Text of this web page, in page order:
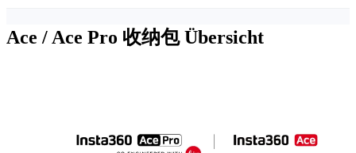
Ace / Ace Pro 收纳包Übersicht